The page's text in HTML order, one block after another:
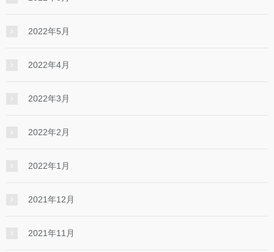
2022年5月
2022年4月
2022年3月
2022年2月
2022年1月
2021年12月
2021年11月